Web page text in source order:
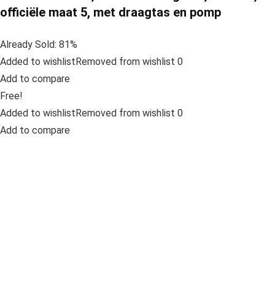
officiële maat 5, met draagtas en pomp
Already Sold: 81%
Added to wishlistRemoved from wishlist 0
Add to compare
Free!
Added to wishlistRemoved from wishlist 0
Add to compare